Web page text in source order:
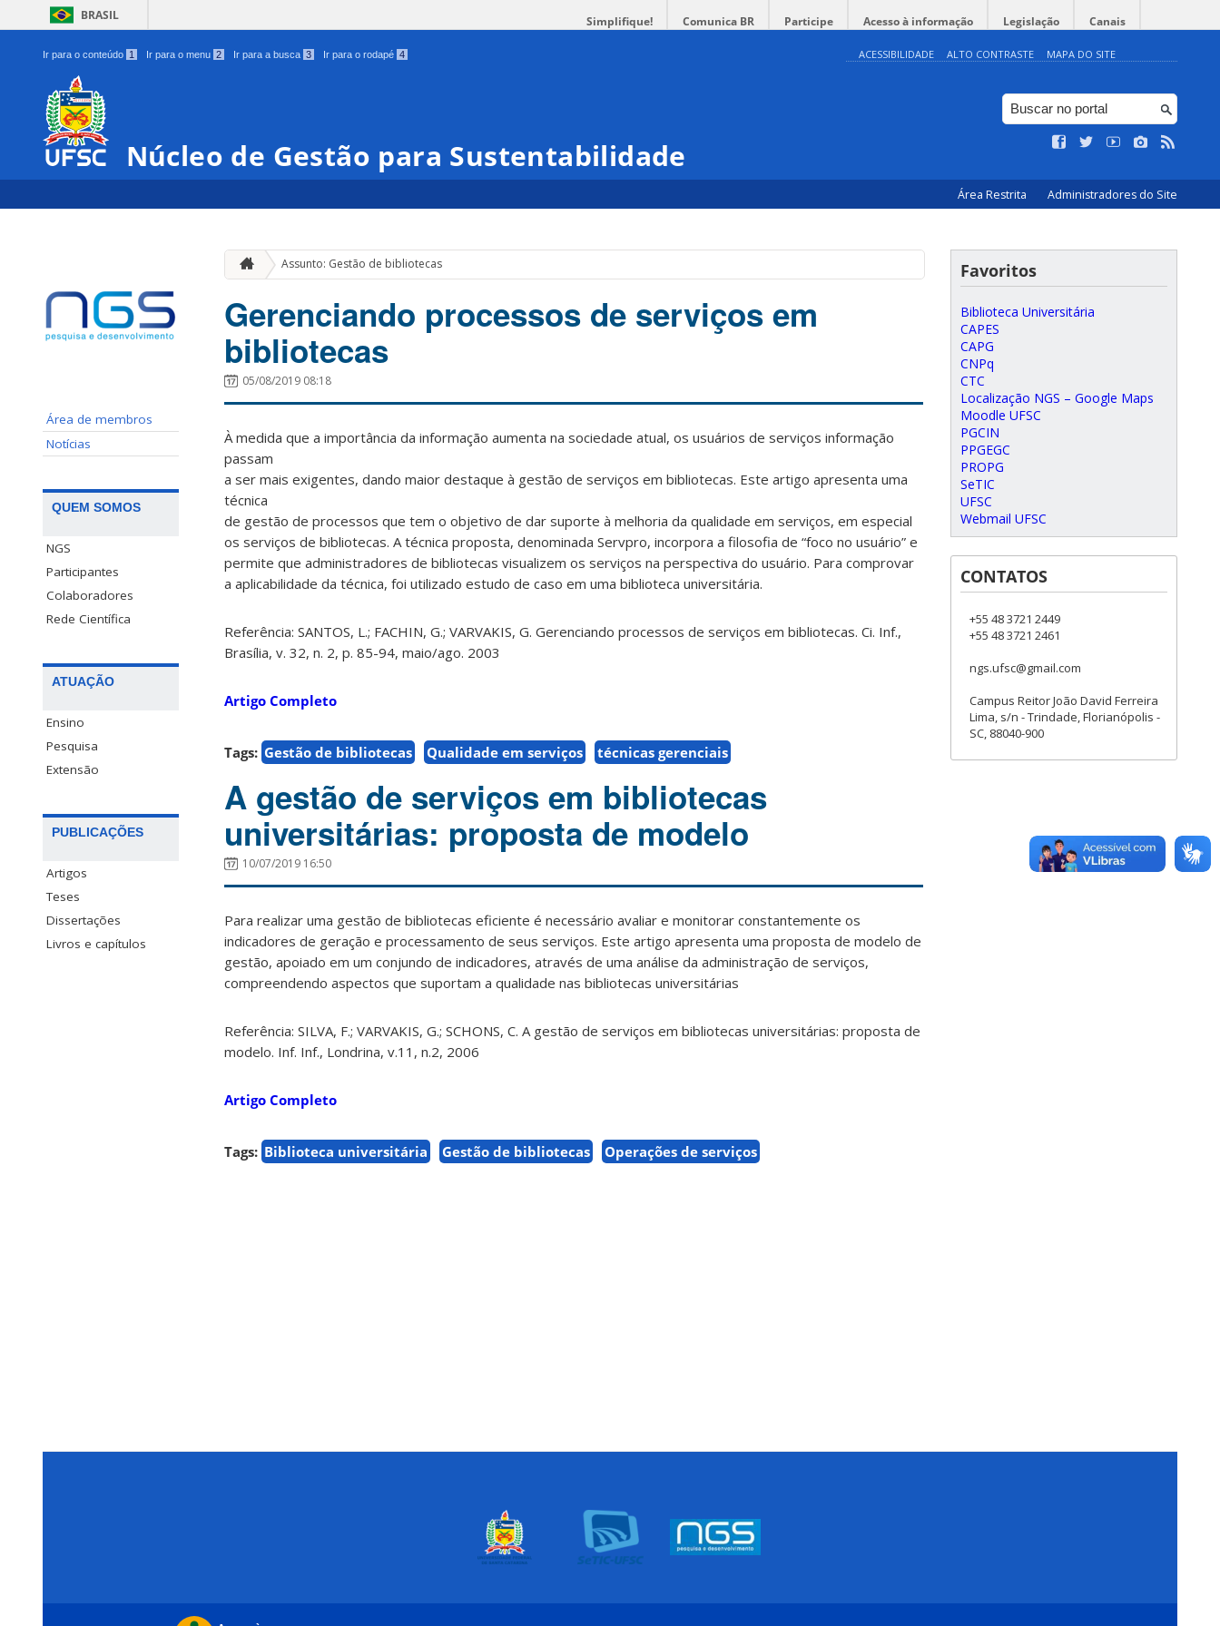
BRASIL Simplifique! Comunica BR Participe Acesso à informação Legislação Canais
Ir para o conteúdo 1 Ir para o menu 2 Ir para a busca 3 Ir para o rodapé 4 ACESSIBILIDADE ALTO CONTRASTE MAPA DO SITE
Núcleo de Gestão para Sustentabilidade
Área Restrita Administradores do Site
Área de membros
Notícias
QUEM SOMOS
NGS
Participantes
Colaboradores
Rede Científica
ATUAÇÃO
Ensino
Pesquisa
Extensão
PUBLICAÇÕES
Artigos
Teses
Dissertações
Livros e capítulos
Assunto: Gestão de bibliotecas
Gerenciando processos de serviços em
bibliotecas
05/08/2019 08:18
À medida que a importância da informação aumenta na sociedade atual, os usuários de serviços informação
passam
a ser mais exigentes, dando maior destaque à gestão de serviços em bibliotecas. Este artigo apresenta uma
técnica
de gestão de processos que tem o objetivo de dar suporte à melhoria da qualidade em serviços, em especial
os serviços de bibliotecas. A técnica proposta, denominada Servpro, incorpora a filosofia de “foco no usuário” e
permite que administradores de bibliotecas visualizem os serviços na perspectiva do usuário. Para comprovar
a aplicabilidade da técnica, foi utilizado estudo de caso em uma biblioteca universitária.
Referência: SANTOS, L.; FACHIN, G.; VARVAKIS, G. Gerenciando processos de serviços em bibliotecas. Ci. Inf.,
Brasília, v. 32, n. 2, p. 85-94, maio/ago. 2003
Artigo Completo
Tags: Gestão de bibliotecas Qualidade em serviços técnicas gerenciais
A gestão de serviços em bibliotecas
universitárias: proposta de modelo
10/07/2019 16:50
Para realizar uma gestão de bibliotecas eficiente é necessário avaliar e monitorar constantemente os
indicadores de geração e processamento de seus serviços. Este artigo apresenta uma proposta de modelo de
gestão, apoiado em um conjundo de indicadores, através de uma análise da administração de serviços,
compreendendo aspectos que suportam a qualidade nas bibliotecas universitárias
Referência: SILVA, F.; VARVAKIS, G.; SCHONS, C. A gestão de serviços em bibliotecas universitárias: proposta de
modelo. Inf. Inf., Londrina, v.11, n.2, 2006
Artigo Completo
Tags: Biblioteca universitária Gestão de bibliotecas Operações de serviços
Favoritos
Biblioteca Universitária
CAPES
CAPG
CNPq
CTC
Localização NGS – Google Maps
Moodle UFSC
PGCIN
PPGEGC
PROPG
SeTIC
UFSC
Webmail UFSC
CONTATOS
+55 48 3721 2449
+55 48 3721 2461
ngs.ufsc@gmail.com
Campus Reitor João David Ferreira
Lima, s/n - Trindade, Florianópolis -
SC, 88040-900